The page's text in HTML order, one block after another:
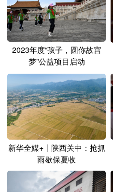
2023年度“孩子，圆你故宫
梦”公益项目启动
新华全媒+丨陕西关中：抢抓
雨歇保夏收